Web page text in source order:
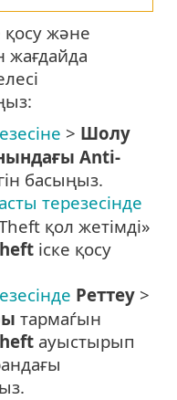
қосу және
жағдайда
> Шолу
Anti-
басыңыз.
терезесінде
қол жетімді»
іске қосу
Реттеу >
тармаѓын
ауыстырып